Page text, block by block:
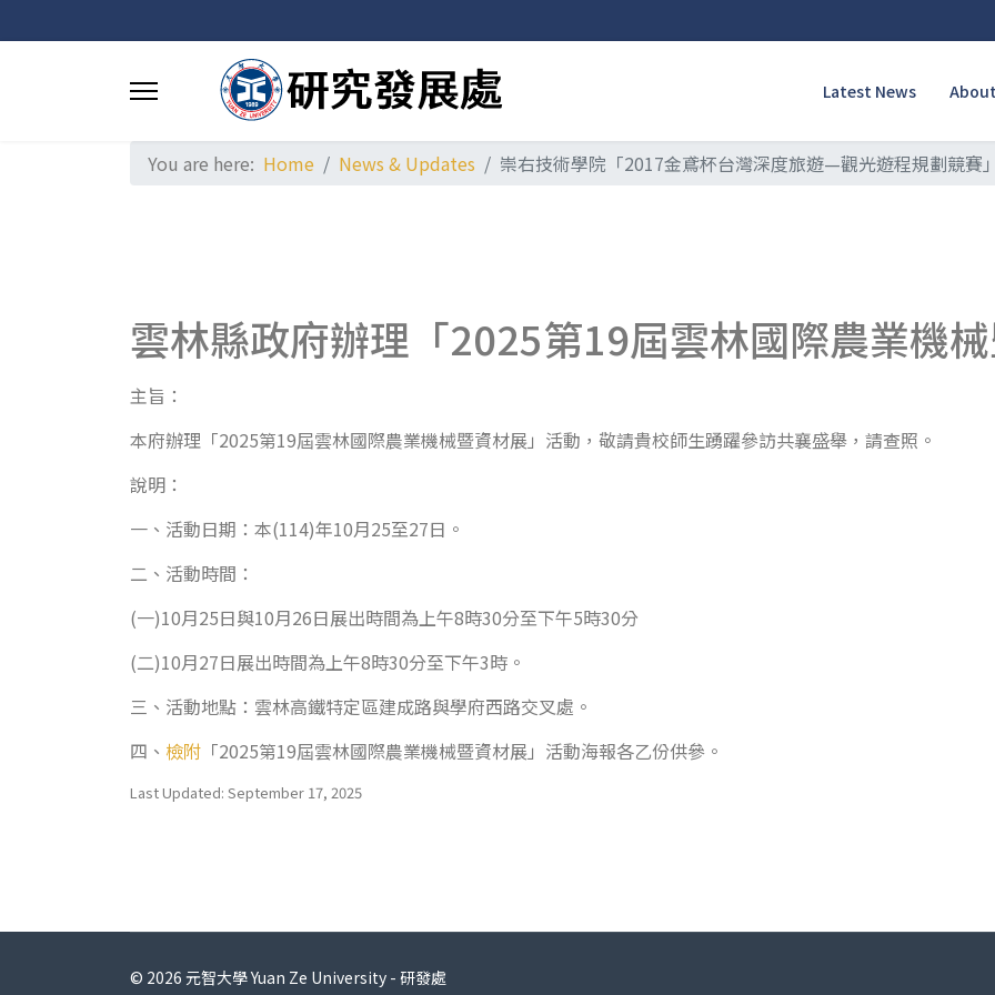
Latest News
You are here: Home News & Updates 崇右技術學院「2017金鳶杯台灣深度旅遊—觀光遊程規劃競賽」
雲林縣政府辦理「2025第19屆雲林國際農業機
主旨：
本府辦理「2025第19屆雲林國際農業機械暨資材展」活動，敬請貴校師生踴躍參訪共襄盛舉，請查照。
說明：
一、活動日期：本(114)年10月25至27日。
二、活動時間：
(一)10月25日與10月26日展出時間為上午8時30分至下午5時30分
(二)10月27日展出時間為上午8時30分至下午3時。
三、活動地點：雲林高鐵特定區建成路與學府西路交叉處。
四、 檢附 「2025第19屆雲林國際農業機械暨資材展」活動海報各乙份供參。
Last Updated: September 17, 2025
© 2026 元智大學 Yuan Ze University - 研發處